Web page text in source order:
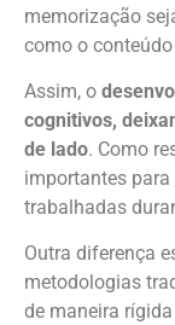
memorização
como o
Assim, o
cognitivos,
de lado. Como
importantes
trabalhadas
Outra diferença
metodologias
de maneira